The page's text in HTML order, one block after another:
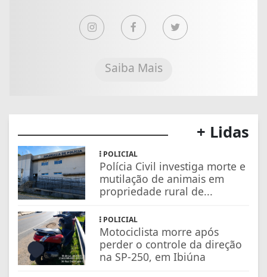
Saiba Mais
+ Lidas
POLICIAL
Polícia Civil investiga morte e
mutilação de animais em
propriedade rural de...
POLICIAL
Motociclista morre após
perder o controle da direção
na SP-250, em Ibiúna